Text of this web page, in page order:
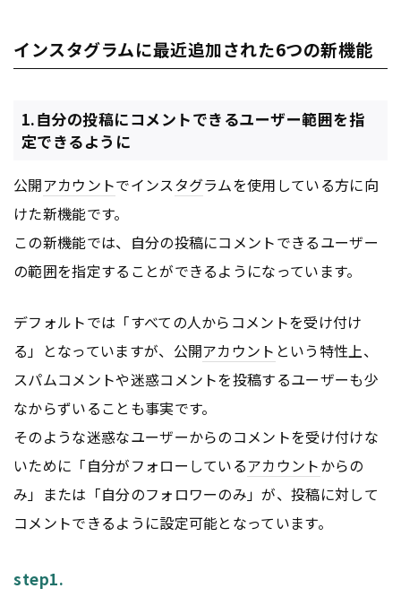
インスタグラムに最近追加された6つの新機能
1.自分の投稿にコメントできるユーザー範囲を指
定できるように
公開アカウントでインスタグラムを使用している方に向
けた新機能です。
この新機能では、自分の投稿にコメントできるユーザー
の範囲を指定することができるようになっています。
デフォルトでは「すべての人からコメントを受け付け
る」となっていますが、公開アカウント という特性上、
スパムコメントや迷惑コメントを投稿するユーザーも少
なからずいることも事実です。
そのような迷惑なユーザーからのコメントを受け付けな
いために「自分がフォローしているアカウントからの
み」または「自分のフォロワーのみ」が、投稿に対して
コメントできるように設定可能となっています。
step1.